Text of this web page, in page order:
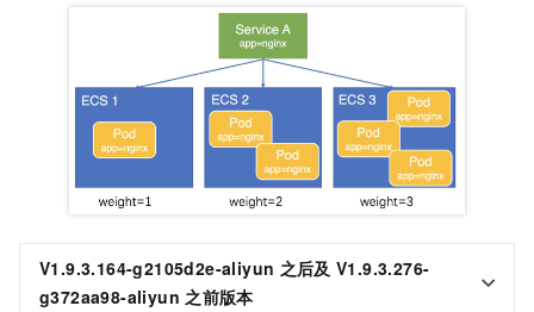
V1.9.3.164-g2105d2e-aliyun 之后及 V1.9.3.276-
g372aa98-aliyun 之前版本